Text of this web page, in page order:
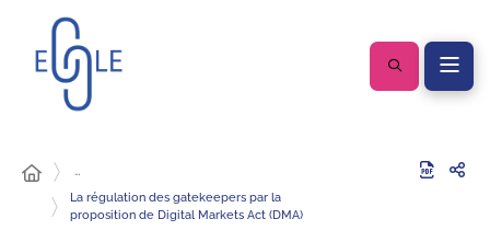
…
La régulation des gatekeepers par la
proposition de Digital Markets Act (DMA)